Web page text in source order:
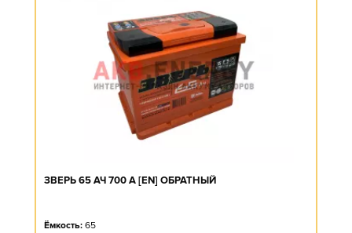
ЗВЕРЬ 65 АЧ 700 А [EN] ОБРАТНЫЙ
Ёмкость: 65